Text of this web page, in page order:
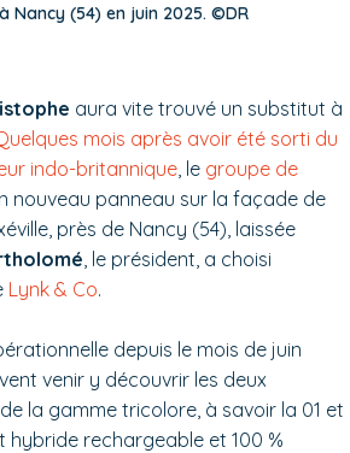
Nancy (54) en juin 2025. ©DR
aura vite trouvé un substitut à
mois après avoir été sorti du
indo-britannique , le groupe de
nouveau panneau sur la façade de
près de Nancy (54), laissée
, le président, a choisi
Lynk & Co.
depuis le mois de juin
venir y découvrir les deux
la gamme tricolore, à savoir la 01 et
hybride rechargeable et 100 %